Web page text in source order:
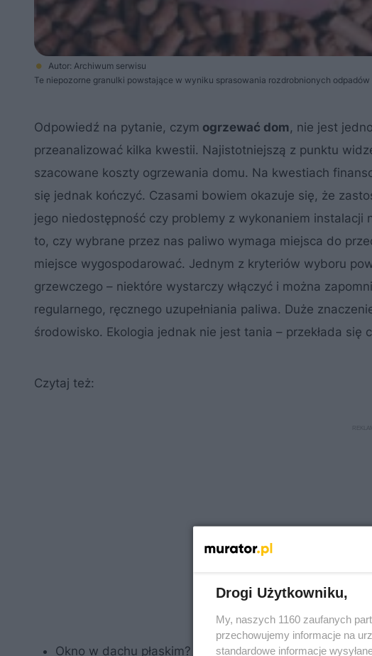
Autor: Archiwum serwisu
Te niepozorne granulki powstające w wyniku sprasowania rozdrobnionych
Odpowiedź na pytanie, czym ogrzewać dom, nie jest
przeanalizować kilka kwestii. Najistotniejszą z punktu
szacowane koszty ogrzewania domu. Na kwestiach
się jednak kończyć. Czasami bowiem okazuje się, że
jego niedostępność czy problemy z wykonaniem
to, czy wybrane przez nas paliwo wymaga miejsca do
miejsce wygospodarować. Jednym z kryteriów wyboru
grzewczego – niektóre wystarczy włączyć i można
regularnego, ręcznego uzupełniania paliwa. Duże
środowisko. Ekologia jednak nie jest tania – przekłada
Czytaj też:
Okno w dachu płaskim? Tak, to możliwe!
Drogi Użytkowniku,
My, naszych 1160 zaufanych
przechowujemy informacje na
standardowe informacje